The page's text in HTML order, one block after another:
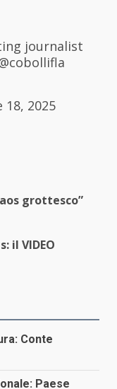
journalist
18, 2025
grottesco”
il VIDEO
Conte
Paese